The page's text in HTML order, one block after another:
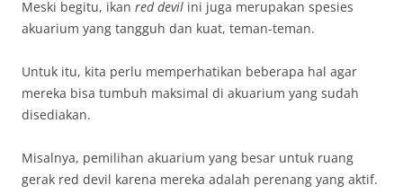
Meski begitu, ikan red devil ini juga merupakan spesies
akuarium yang tangguh dan kuat, teman-teman.
Untuk itu, kita perlu memperhatikan beberapa hal agar
mereka bisa tumbuh maksimal di akuarium yang sudah
disediakan.
Misalnya, pemilihan akuarium yang besar untuk ruang
gerak red devil karena mereka adalah perenang yang aktif.